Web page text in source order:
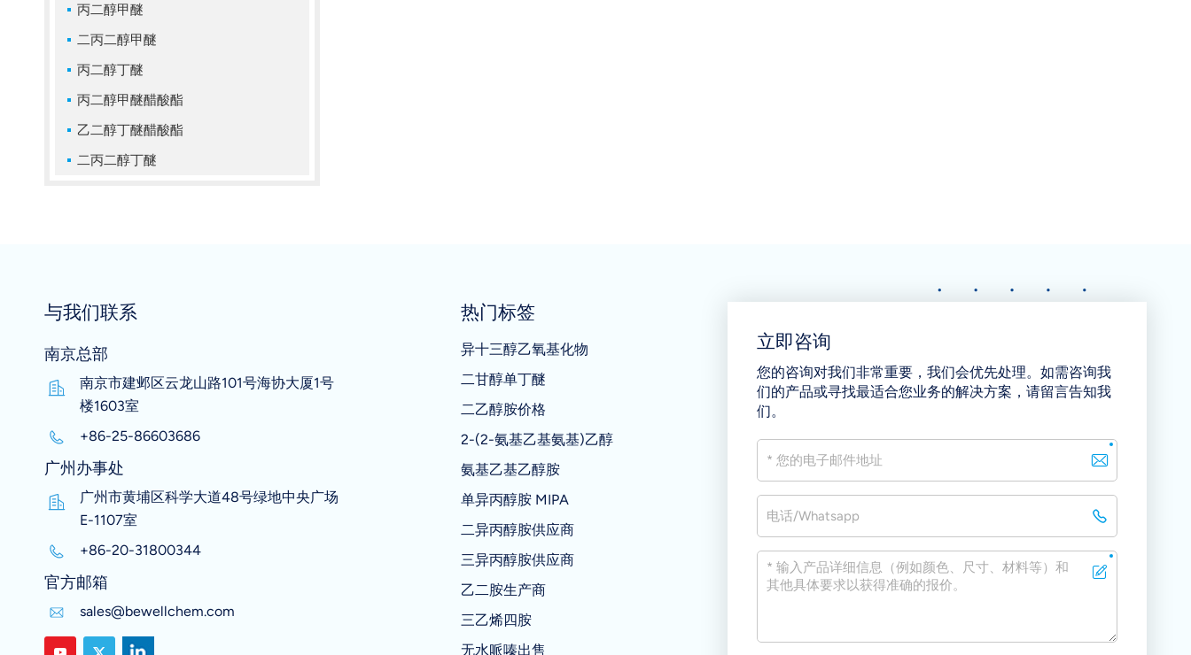
丙二醇甲醚
二丙二醇甲醚
丙二醇丁醚
丙二醇甲醚醋酸酯
乙二醇丁醚醋酸酯
二丙二醇丁醚
与我们联系
南京总部
南京市建邺区云龙山路101号海协大厦1号
楼1603室
+86-25-86603686
广州办事处
广州市黄埔区科学大道48号绿地中央广场
E-1107室
+86-20-31800344
官方邮箱
sales@bewellchem.com
热门标签
异十三醇乙氧基化物
二甘醇单丁醚
二乙醇胺价格
2-(2-氨基乙基氨基)乙醇
氨基乙基乙醇胺
单异丙醇胺 MIPA
二异丙醇胺供应商
三异丙醇胺供应商
乙二胺生产商
三乙烯四胺
无水哌嗪出售
立即咨询
您的咨询对我们非常重要，我们会优先处理。如需咨询我
们的产品或寻找最适合您业务的解决方案，请留言告知我
们。